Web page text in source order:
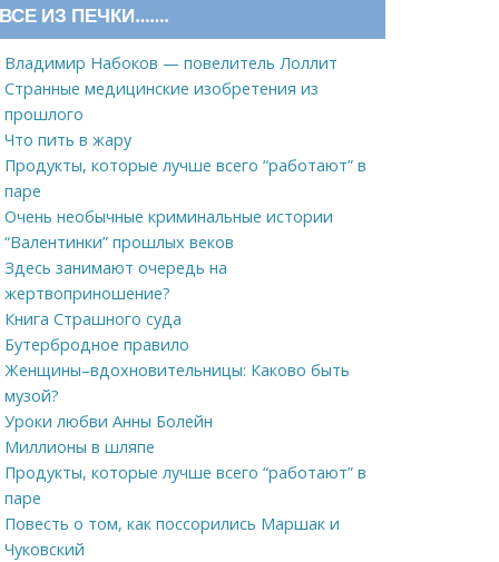
ВСЕ ИЗ ПЕЧКИ…….
Владимир Набоков — повелитель Лоллит
Странные медицинские изобретения из
прошлого
Что пить в жару
Продукты, которые лучше всего “работают” в
паре
Очень необычные криминальные истории
“Валентинки” прошлых веков
Здесь занимают очередь на
жертвоприношение?
Книга Страшного суда
Бутербродное правило
Женщины–вдохновительницы: Каково быть
музой?
Уроки любви Анны Болейн
Миллионы в шляпе
Продукты, которые лучше всего “работают” в
паре
Повесть о том, как поссорились Маршак и
Чуковский